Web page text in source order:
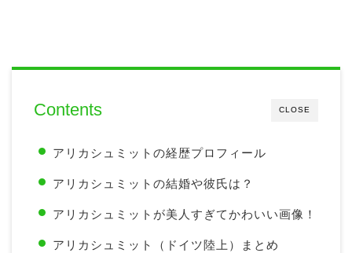
CLOSE
Contents
アリカシュミットの経歴プロフィール
アリカシュミットの結婚や彼氏は？
アリカシュミットが美人すぎてかわいい画像！
アリカシュミット（ドイツ陸上）まとめ